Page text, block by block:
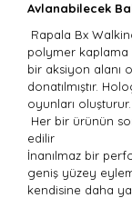
Avlanabilecek
Rapala Bx
polymer kaplama
bir aksiyon alanı
donatılmıştır.
oyunları oluşturur.
Her bir ürünün
edilir
İnanılmaz bir
geniş yüzey
kendisine daha